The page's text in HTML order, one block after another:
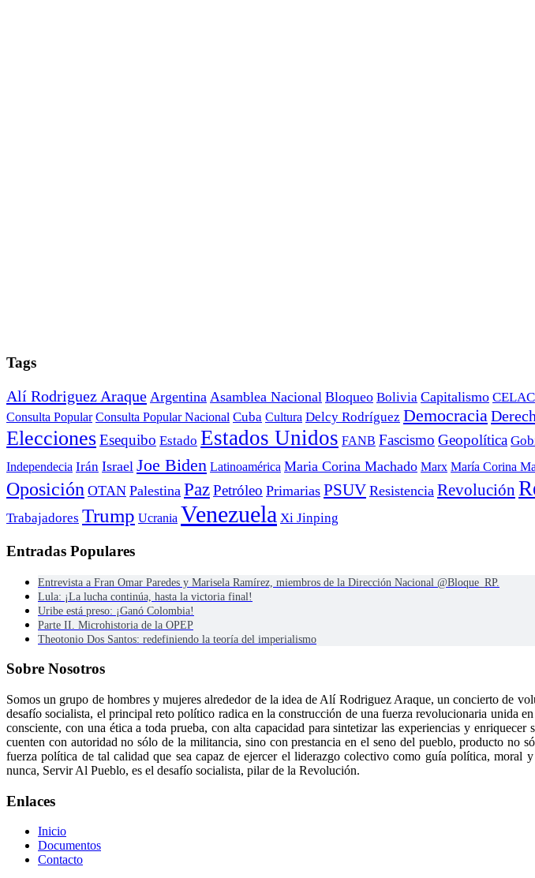
Tags
Alí Rodriguez Araque Argentina Asamblea Nacional Bloqueo Bolivia Capitalismo CELAC
Consulta Popular Consulta Popular Nacional Cuba Cultura Delcy Rodríguez Democracia
EleccionesEsequibo Estado Estados Unidos FANB Fascismo Geopolítica
Independecia Irán Israel Joe Biden Latinoamérica Maria Corina Machado Marx María Corina
Oposición OTAN Palestina PazPetróleo Primarias PSUV Resistencia Revolución
Trabajadores Trump Ucrania Venezuela Xi Jinping
Entradas Populares
Entrevista a Fran Omar Paredes y Marisela Ramírez, miembros de la Dirección Nacional @Bloque_RP.
Lula: ¡La lucha continúa, hasta la victoria final!
Uribe está preso: ¡Ganó Colombia!
Parte II. Microhistoria de la OPEP
Theotonio Dos Santos: redefiniendo la teoría del imperialismo
Sobre Nosotros
Somos un grupo de hombres y mujeres alrededor de la idea de Alí Rodriguez Araque, un concierto de
desafío socialista, el principal reto político radica en la construcción de una fuerza revolucionaria unida
consciente, con una ética a toda prueba, con alta capacidad para sintetizar las experiencias y
cuenten con autoridad no sólo de la militancia, sino con prestancia en el seno del pueblo, producto no
fuerza política de tal calidad que sea capaz de ejercer el liderazgo colectivo como guía política,
nunca, Servir Al Pueblo, es el desafío socialista, pilar de la Revolución.
Enlaces
Inicio
Documentos
Contacto